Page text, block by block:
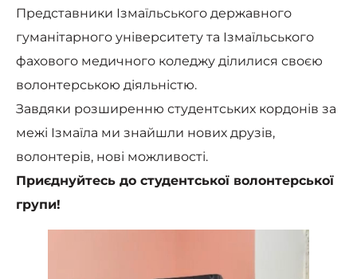
Представники Ізмаїльського державного
гуманітарного університету та Ізмаїльського
фахового медичного коледжу ділилися своєю
волонтерською діяльністю.
Завдяки розширенню студентських кордонів за
межі Ізмаїла ми знайшли нових друзів,
волонтерів, нові можливості.
Приєднуйтесь до студентської волонтерської
групи!